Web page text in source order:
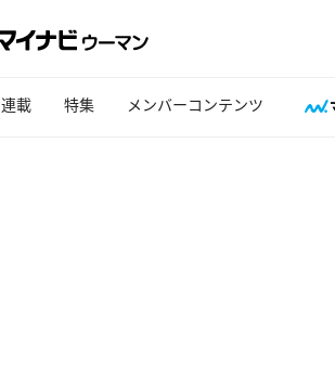
連載 特集 メンバーコンテンツ